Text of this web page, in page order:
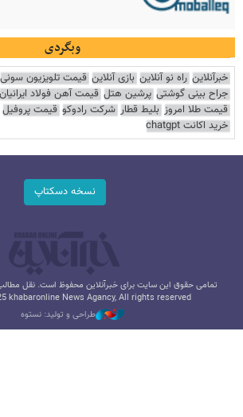
وبگردی
خبرآنلاین راه نو آنلاین بازی آنلاین قیمت تلویزیون سونی
جراح بینی گوشتی پرشین هتل قیمت آهن فولاد ایرانیان
قیمت طلا امروز بلیط قطار شرکت رادوکو قیمت پروفیل
خرید اکانت chatgpt
نسخه دسکتاپ
تمامی حقوق این سایت برای خبرآنلاین محفوظ است. نقل مطالب
khabaronline News Agancy, All rights reserved
طراحی و تولید: نستوه